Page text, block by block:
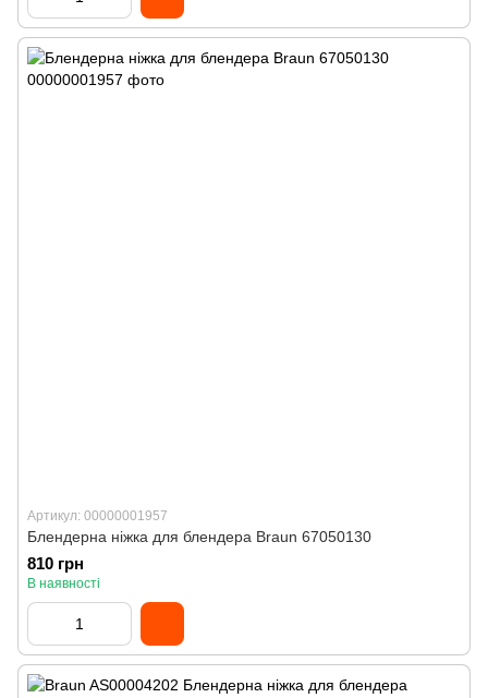
Артикул: 00000001957
Блендерна ніжка для блендера Braun 67050130
810 грн
В наявності